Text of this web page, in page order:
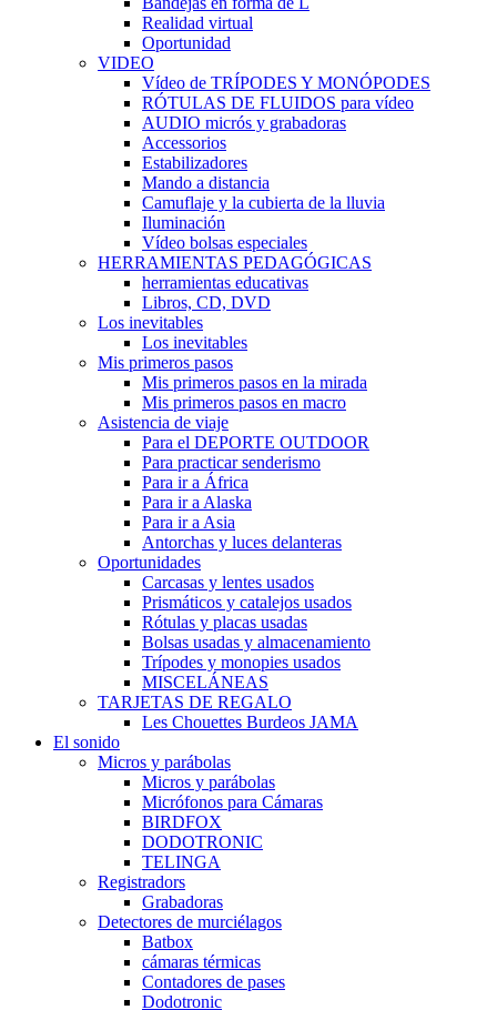
Realidad virtual
Oportunidad
VIDEO
Vídeo de TRÍPODES Y MONÓPODES
RÓTULAS DE FLUIDOS para vídeo
AUDIO micrós y grabadoras
Accessorios
Estabilizadores
Mando a distancia
Camuflaje y la cubierta de la lluvia
Iluminación
Vídeo bolsas especiales
HERRAMIENTAS PEDAGÓGICAS
herramientas educativas
Libros, CD, DVD
Los inevitables
Los inevitables
Mis primeros pasos
Mis primeros pasos en la mirada
Mis primeros pasos en macro
Asistencia de viaje
Para el DEPORTE OUTDOOR
Para practicar senderismo
Para ir a África
Para ir a Alaska
Para ir a Asia
Antorchas y luces delanteras
Oportunidades
Carcasas y lentes usados
Prismáticos y catalejos usados
Rótulas y placas usadas
Bolsas usadas y almacenamiento
Trípodes y monopies usados
MISCELÁNEAS
TARJETAS DE REGALO
Les Chouettes Burdeos JAMA
El sonido
Micros y parábolas
Micros y parábolas
Micrófonos para Cámaras
BIRDFOX
DODOTRONIC
TELINGA
Registradors
Grabadoras
Detectores de murciélagos
Batbox
cámaras térmicas
Contadores de pases
Dodotronic